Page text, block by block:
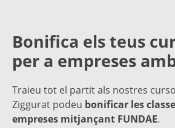
Bonifica els teus
per a empreses
Traieu tot el partit als nostres
Ziggurat podeu bonificar les
empreses mitjançant FUNDAE.